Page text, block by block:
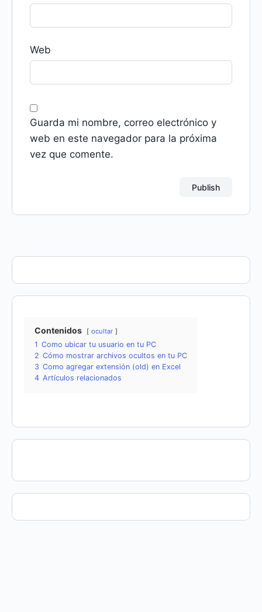
Web
Guarda mi nombre, correo electrónico y
web en este navegador para la próxima
vez que comente.
Contenidos ocultar
1 Como ubicar tu usuario en tu PC
2 Cómo mostrar archivos ocultos en tu PC
3 Como agregar extensión (old) en Excel
4 Artículos relacionados